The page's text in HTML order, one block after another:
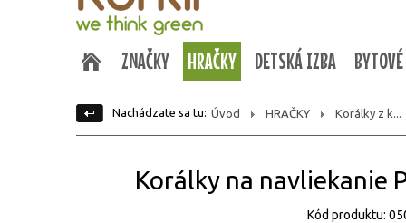
ZNAČKY HRAČKY DETSKÁ IZBA
Nachádzate sa tu: Úvod HRAČKY Korálky z k...
Korálky na navliekanie
Kód produktu: